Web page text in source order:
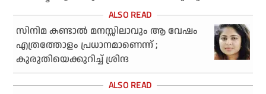
സിനിമ കണ്ടാല്‍ മനസ്സിലാവും ആ വേഷം
എത്രത്തോളം പ്രധാനമാണെന്ന് ;
കുരുതിയെക്കുറിച്ച് ശ്രിന്ദ